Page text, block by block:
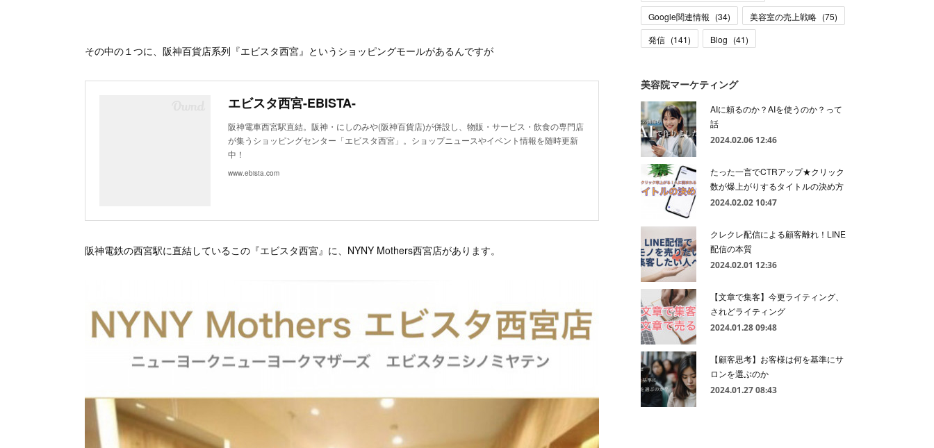
その中の１つに、阪神百貨店系列『エビスタ西宮』というショッピングモールがあるんですが
エビスタ西宮-EBISTA-
阪神電車西宮駅直結。阪神・にしのみや(阪神百貨店)が併設し、物販・サービス・飲食の専門店
が集うショッピングセンター「エビスタ西宮」。ショップニュースやイベント情報を随時更新
中！
www.ebista.com
阪神電鉄の西宮駅に直結しているこの『エビスタ西宮』に、NYNY Mothers西宮店があります。
Google関連情報 (34) 美容室の売上戦略 (75)
発信 (141) Blog (41)
美容院マーケティング
AIに頼るのか？AIを使うのか？って
話
2024.02.06 12:46
たった一言でCTRアップ★クリック
数が爆上がりするタイトルの決め方
2024.02.02 10:47
クレクレ配信による顧客離れ！LINE
配信の本質
2024.02.01 12:36
【文章で集客】今更ライティング、
されどライティング
2024.01.28 09:48
【顧客思考】お客様は何を基準にサ
ロンを選ぶのか
2024.01.27 08:43